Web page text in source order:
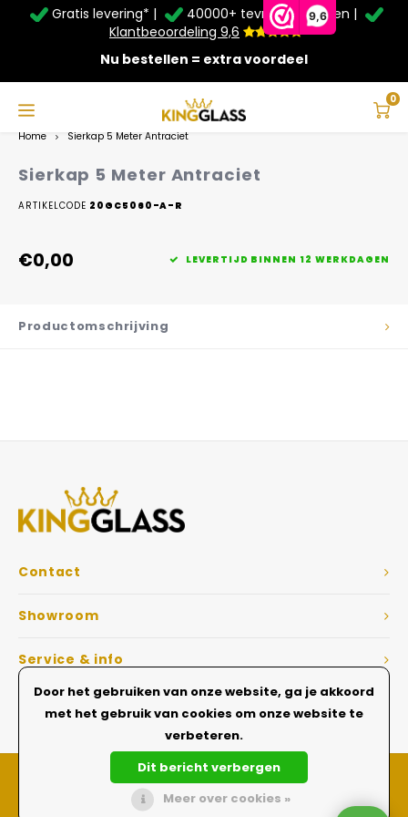
9,6
Service & Contact
Betaalmethoden
Taal
Nederlands
Gratis levering* |
40000+ tevreden klanten |
Klantbeoordeling 9,6
Nu bestellen = extra voordeel
0
Zomer Deals: Tot 20% kortingop schuifwanden en
veranda's +€20extra kassa korting*
Home Sierkap 5 Meter Antraciet
Sierkap 5 Meter Antraciet
ARTIKELCODE 20GC5060-A-R
€0,00 LEVERTIJD BINNEN 12 WERKDAGEN
Productomschrijving
Contact
Showroom
Service & info
Dé Glazen wanden specialist
Door het gebruiken van onze website, ga je akkoord
met het gebruik van cookies om onze website te
verbeteren.
Dit bericht verbergen
Meer over cookies »